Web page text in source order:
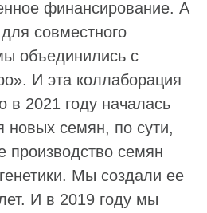
финансирование. А
совместного
объединились с
». И эта коллаборация
в 2021 году началась
новых семян, по сути,
производство семян
Мы создали ее
И в 2019 году мы